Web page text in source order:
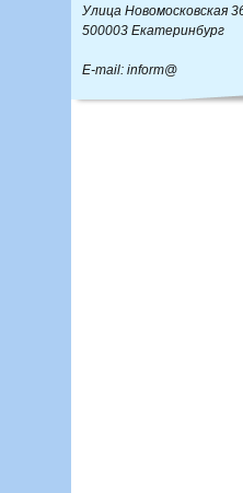
Улица Новомосковская
500003 Екатеринбург
E-mail: inform@